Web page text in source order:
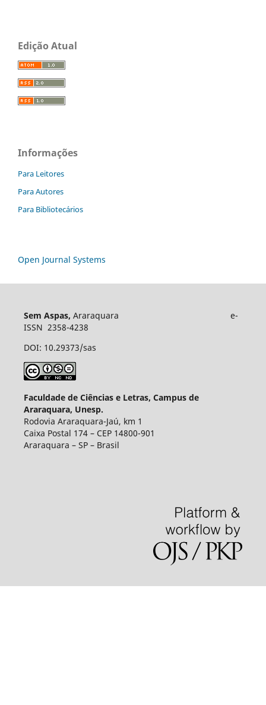
Edição Atual
Informações
Para Leitores
Para Autores
Para Bibliotecários
Open Journal Systems
Sem Aspas, Araraquara e-
ISSN 2358-4238
DOI: 10.29373/sas
Faculdade de Ciências e Letras, Campus de
Araraquara, Unesp.
Rodovia Araraquara-Jaú, km 1
Caixa Postal 174 – CEP 14800-901
Araraquara – SP – Brasil